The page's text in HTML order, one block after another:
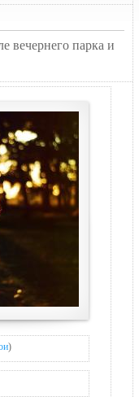
вечернегo парка и
)